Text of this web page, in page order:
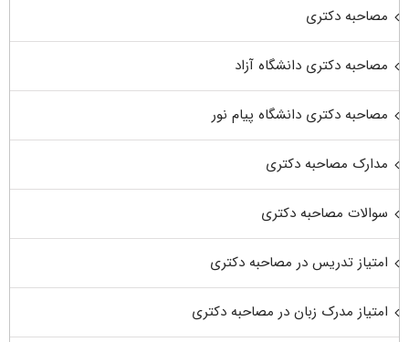
مصاحبه دکتری
مصاحبه دکتری دانشگاه آزاد
مصاحبه دکتری دانشگاه پیام نور
مدارک مصاحبه دکتری
سوالات مصاحبه دکتری
امتیاز تدریس در مصاحبه دکتری
امتیاز مدرک زبان در مصاحبه دکتری